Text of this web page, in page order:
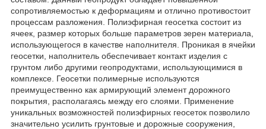
сопротивляемостью к деформациям и отлично противостоит
процессам разложения. Полиэфирная геосетка состоит из
ячеек, размер которых больше параметров зерен материала,
использующегося в качестве наполнителя. Проникая в ячейки
геосетки, наполнитель обеспечивает контакт изделия с
грунтом либо другими геопродуктами, использующимися в
комплексе. Геосетки полимерные используются
преимущественно как армирующий элемент дорожного
покрытия, располагаясь между его слоями. Применение
уникальных возможностей полиэфирных геосеток позволило
значительно усилить грунтовые и дорожные сооружения,